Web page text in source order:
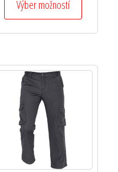
Výber možností